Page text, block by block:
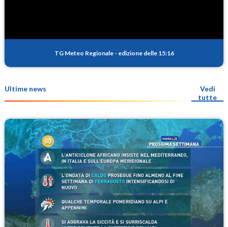
TG Meteo Regionale - edizione delle 15:16
Ultime news
Vedi
tutte